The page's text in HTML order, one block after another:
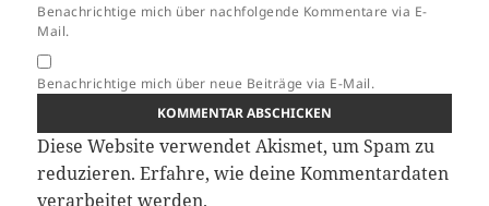
Benachrichtige mich über nachfolgende Kommentare via E-
Mail.
Benachrichtige mich über neue Beiträge via E-Mail.
Diese Website verwendet Akismet, um Spam zu
reduzieren.Erfahre, wie deine Kommentardaten
verarbeitet werden.